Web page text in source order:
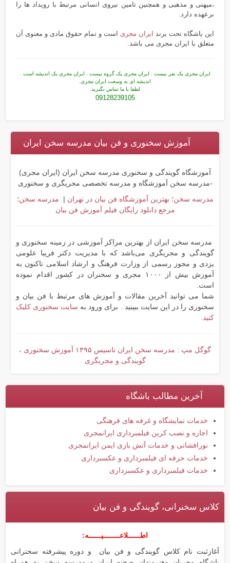
،میهنی و مذهبی و همچنین تامین نیروی انسانی مرتبط با رویداد ها را
برعهده دارد.
این باشگاه تحت برند ایران مجری است و تمام حقوق مادی و معنوی آن
متعلق با ایران مجری می باشد.
ایران مجری یک نفر نیست . ایران مجری یک گروه نیست . ایران مجری یک اندیشه است .
اندیشه ای به وسعت ایران مجری.
لطفا با ما تماس بگیرید.
09128239105
آموزش سخنوری و فن بیان مدرسه سخن ایران
آموزشگاه گویندگی و سخنوری مدرسه سخن ایران (ایران مجری)
-مدرسه سخن آموزشگاه و مدرسه تخصصی مجریگری و سخنوری
مدرسه سخن؛ بهترین آموزشگاه فن بیان در تهران | مدرسه سخن؛
مرجع دانلود رایگان فیلم آموزش فن بیان
مدرسه سخن ایران از بهترین مراکز آموزشی در زمینه سخنوری و
گویندگی و مجریگری می‌باشد که با مدیریت دکتر فریبا علومی
یزدی و مجوز رسمی از وزارت فرهنگ و ارشاد اسلامی تاکنون به
آموزش بیش از ۱۰۰۰ مجری و سخنران در کشور اقدام نموده
است.
شما می توانید آخرین مقالات و آموزش های مرتبط با فن بیان و
سخنوری را در این سایت ببینید . برای ورود به سایت سخنوری کلیک
کنید.
گوگل مپ : مدرسه سخن ایران تاسیس ۱۳۹۵ آموزش سخنوری ،
گویندگی و مجریگری
آخرین مطالب باشگاه
خدمات نمایشگاه و غرفه های فرهنگی
اجاره و نصب کرین فیلمبرداری ایرانمجری
نورافشانی و خدمات آتش بازی ایمن ایرانمجری
خدمات حرفه ای فیلمبرداری و عکسبرداری
خدمات فیلمبرداری و عکسبرداری
کلاس سخنرانی، گویندگی و فن بیان
اطــــــلاعــــــــیــــــه:
آغازثبت نام کلاس گویندگی و فن بیان و دوره پیشرفته سخنرانی